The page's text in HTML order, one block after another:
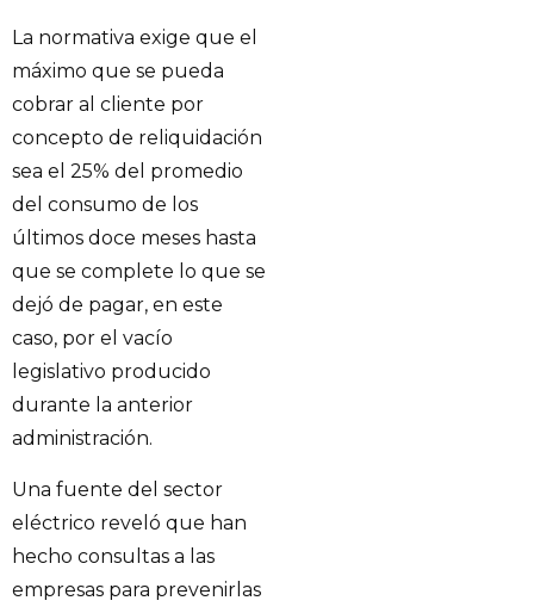
La normativa exige que el
máximo que se pueda
cobrar al cliente por
concepto de reliquidación
sea el 25% del promedio
del consumo de los
últimos doce meses hasta
que se complete lo que se
dejó de pagar, en este
caso, por el vacío
legislativo producido
durante la anterior
administración.
Una fuente del sector
eléctrico reveló que han
hecho consultas a las
empresas para prevenirlas